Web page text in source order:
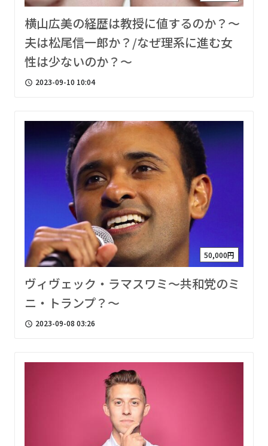
横山広美の経歴は教授に値するのか？〜
夫は松尾信一郎か？/なぜ理系に進む女
性は少ないのか？〜
access_time 2023-09-10 10:04
50,000円
ヴィヴェック・ラマスワミ〜共和党のミ
ニ・トランプ？〜
access_time 2023-09-08 03:26